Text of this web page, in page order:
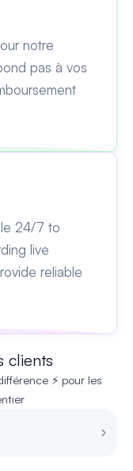
notre
pas à vos
24/7 to
live
reliable
clients
⚡ pour les